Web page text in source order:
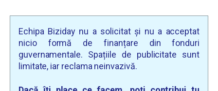
Echipa Biziday nu a solicitat și nu a acceptat
nicio formă de finanțare din fonduri
guvernamentale. Spațiile de publicitate sunt
limitate, iar reclama neinvazivă.